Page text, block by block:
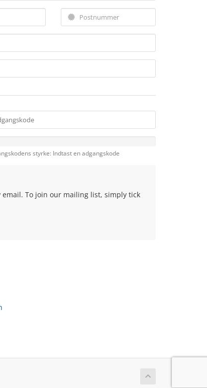
styrke: Indtast en adgangskode
To join our mailing list, simply tick